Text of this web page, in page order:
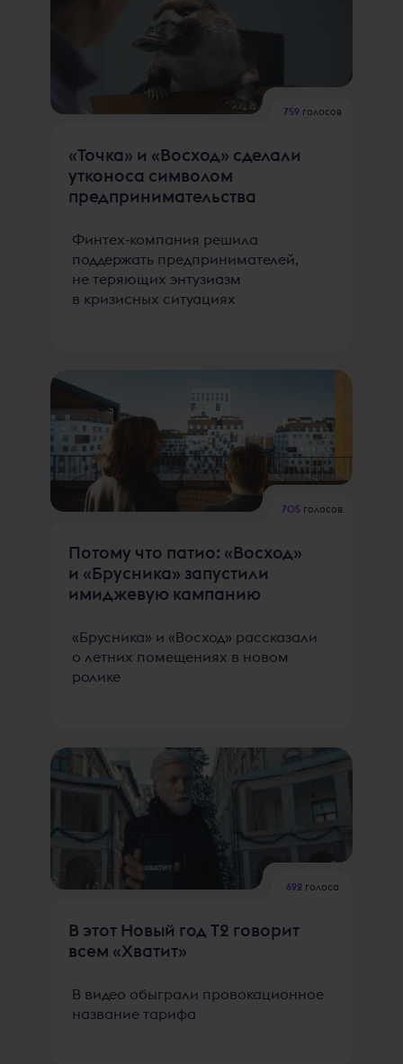
759голосов
«Точка» и «Восход» сделали
утконоса символом
предпринимательства
Финтех-компания решила
поддержать предпринимателей,
не теряющих энтузиазм
в кризисных ситуациях
705 голосов
Потому что патио: «Восход»
и «Брусника» запустили
имиджевую кампанию
«Брусника» и «Восход» рассказали
о летних помещениях в новом
ролике
692голоса
В этот Новый год T2 говорит
всем «Хватит»
В видео обыграли провокационное
название тарифа